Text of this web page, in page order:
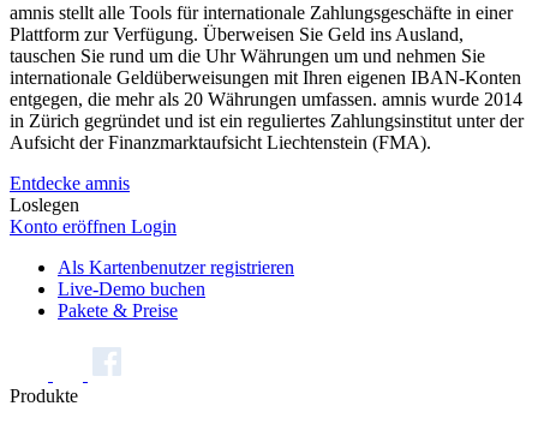
amnis stellt alle Tools für internationale Zahlungsgeschäfte in einer
Plattform zur Verfügung. Überweisen Sie Geld ins Ausland,
tauschen Sie rund um die Uhr Währungen um und nehmen Sie
internationale Geldüberweisungen mit Ihren eigenen IBAN-Konten
entgegen, die mehr als 20 Währungen umfassen. amnis wurde 2014
in Zürich gegründet und ist ein reguliertes Zahlungsinstitut unter der
Aufsicht der Finanzmarktaufsicht Liechtenstein (FMA).
Entdecke amnis
Loslegen
Konto eröffnen Login
Als Kartenbenutzer registrieren
Live-Demo buchen
Pakete & Preise
Produkte